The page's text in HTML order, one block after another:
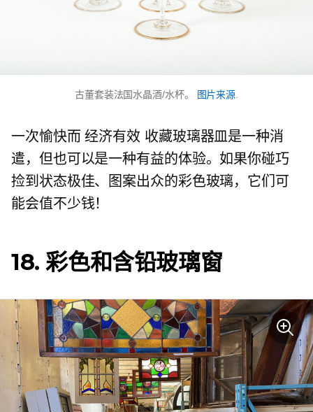
古董套装法国水晶酒/水杯。 图片来源
一次愉快而经济有效 收藏玻璃器皿是一种消
遣，但也可以是一种有益的体验。如果你碰巧
捡到状态极佳、图案出众的彩色玻璃，它们可
能会值不少钱！
18. 彩色和含铅玻璃窗